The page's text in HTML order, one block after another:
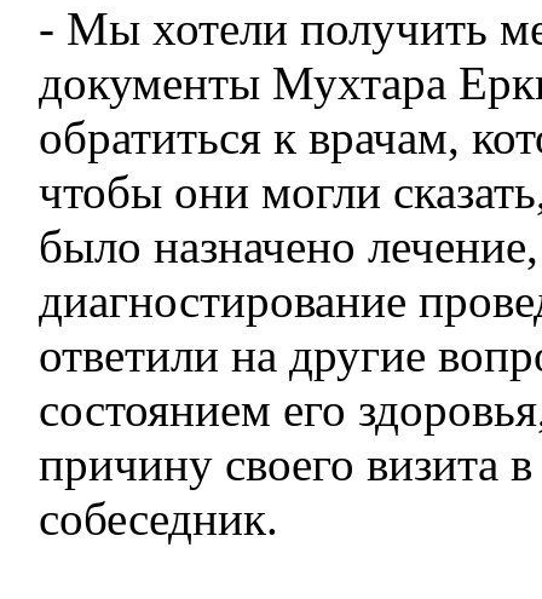
- Мы хотели получить
документы Мухтара
обратиться к врачам,
чтобы они могли
было назначено
диагностирование
ответили на другие
состоянием его
причину своего визита
собеседник.